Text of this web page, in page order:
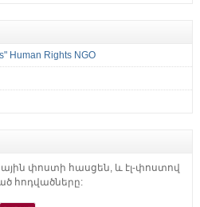
Human Rights NGO
փոստի հասցեն, և էլ-փոստով
հոդվածները: